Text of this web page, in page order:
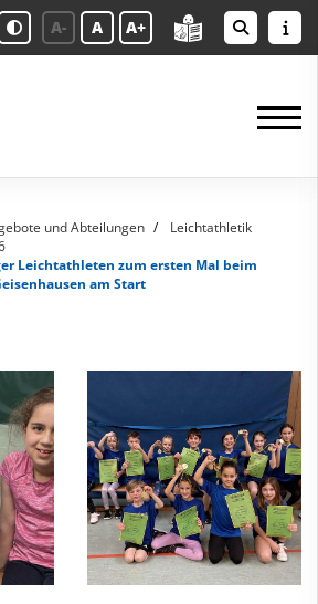
A- A A+
und Abteilungen
Leichtathletik
Leichtathleten zum ersten Mal beim
am Start